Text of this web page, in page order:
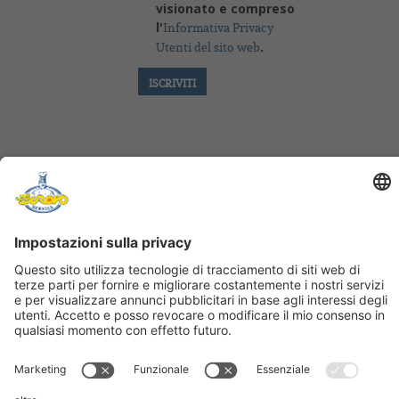
15 g Polvere di Timut
PREPARAZIONE
Glassare il rullo sulla griglia. Lasciarlo 15 minuti in
frigorifero. Tagliare delle fette di 2,5cm di larghezza.
Decorare con una biglia di mango marinata, una
punta di confit di banana, una chips di cocco, lo
streusel ed una foglia di acetosella.
PROCEDIMENTO BISCOTTO PASTA BIGNE’
Far fondere il burro nel latte e portare a cottura a
Fate asciugare bene il composto prima di aggiungere
visionato e compreso
l'Informativa Privacy
Utenti del sito web.
FOLLOW US